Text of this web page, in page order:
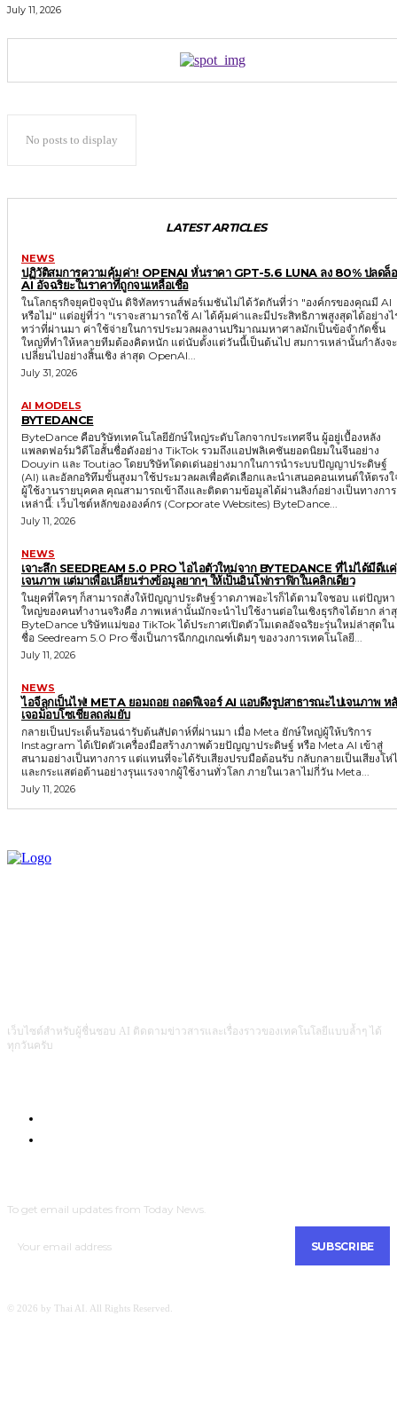
July 11, 2026
No posts to display
LATEST ARTICLES
NEWS
ปฏิวัติสมการความคุ้มค่า! OPENAI หั่นราคา GPT-5.6 LUNA ลง 80% ปลดล็
AI อัจฉริยะในราคาที่ถูกจนเหลือเชื่อ
ในโลกธุรกิจยุคปัจจุบัน ดิจิทัลทรานส์ฟอร์เมชันไม่ได้วัดกันที่ว่า "องค์กรของคุณมี AI
หรือไม่" แต่อยู่ที่ว่า "เราจะสามารถใช้ AI ได้คุ้มค่าและมีประสิทธิภาพสูงสุดได้อย่างไ
ทว่าที่ผ่านมา ค่าใช้จ่ายในการประมวลผลงานปริมาณมหาศาลมักเป็นข้อจำกัดชิ้น
ใหญ่ที่ทำให้หลายทีมต้องคิดหนัก แต่นับตั้งแต่วันนี้เป็นต้นไป สมการเหล่านั้นกำลังจะ
เปลี่ยนไปอย่างสิ้นเชิง ล่าสุด OpenAI...
July 31, 2026
AI MODELS
BYTEDANCE
ByteDance คือบริษัทเทคโนโลยียักษ์ใหญ่ระดับโลกจากประเทศจีน ผู้อยู่เบื้องหลัง
แพลตฟอร์มวิดีโอสั้นชื่อดังอย่าง TikTok รวมถึงแอปพลิเคชันยอดนิยมในจีนอย่าง
Douyin และ Toutiao โดยบริษัทโดดเด่นอย่างมากในการนำระบบปัญญาประดิษฐ์
(AI) และอัลกอริทึมขั้นสูงมาใช้ประมวลผลเพื่อคัดเลือกและนำเสนอคอนเทนต์ให้ตรงใ
ผู้ใช้งานรายบุคคล คุณสามารถเข้าถึงและติดตามข้อมูลได้ผ่านลิงก์อย่างเป็นทางการ
เหล่านี้: เว็บไซต์หลักขององค์กร (Corporate Websites) ByteDance...
July 11, 2026
NEWS
เจาะลึก SEEDREAM 5.0 PRO ไอไอตัวใหม่จาก BYTEDANCE ที่ไม่ได้มีดีแค่
เจนภาพ แต่มาเพื่อเปลี่ยนร่างข้อมูลยากๆ ให้เป็นอินโฟกราฟิกในคลิกเดียว
ในยุคที่ใครๆ ก็สามารถสั่งให้ปัญญาประดิษฐ์วาดภาพอะไรก็ได้ตามใจชอบ แต่ปัญหา
ใหญ่ของคนทำงานจริงคือ ภาพเหล่านั้นมักจะนำไปใช้งานต่อในเชิงธุรกิจได้ยาก ล่า
ByteDance บริษัทแม่ของ TikTok ได้ประกาศเปิดตัวโมเดลอัจฉริยะรุ่นใหม่ล่าสุดใน
ชื่อ Seedream 5.0 Pro ซึ่งเป็นการฉีกกฎเกณฑ์เดิมๆ ของวงการเทคโนโลยี...
July 11, 2026
NEWS
ไอจีลุกเป็นไฟ! META ยอมถอย ถอดฟีเจอร์ AI แอบดึงรูปสาธารณะไปเจนภาพ ห
เจอม็อบโซเชียลถล่มยับ
กลายเป็นประเด็นร้อนฉ่ารับต้นสัปดาห์ที่ผ่านมา เมื่อ Meta ยักษ์ใหญ่ผู้ให้บริการ
Instagram ได้เปิดตัวเครื่องมือสร้างภาพด้วยปัญญาประดิษฐ์ หรือ Meta AI เข้าสู่
สนามอย่างเป็นทางการ แต่แทนที่จะได้รับเสียงปรบมือต้อนรับ กลับกลายเป็นเสียงโห่
และกระแสต่อต้านอย่างรุนแรงจากผู้ใช้งานทั่วโลก ภายในเวลาไม่กี่วัน Meta...
July 11, 2026
เว็บไซต์สำหรับผู้ชื่นชอบ AI ติดตามข่าวสารและเรื่องราวของเทคโนโลยีแบบล้ำๆ ได้
ทุกวันครับ
To get email updates from Today News.
SUBSCRIBE
© 2026 by Thai AI. All Rights Reserved.